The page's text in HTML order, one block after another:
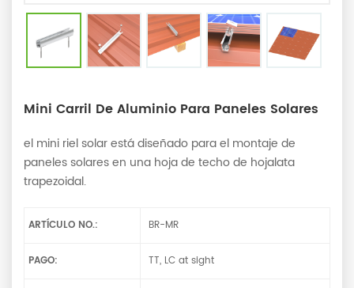
Mini Carril De Aluminio Para Paneles Solares
el mini riel solar está diseñado para el montaje de
paneles solares en una hoja de techo de hojalata
trapezoidal.
ARTÍCULO NO.: BR-MR
PAGO: TT, LC at sight